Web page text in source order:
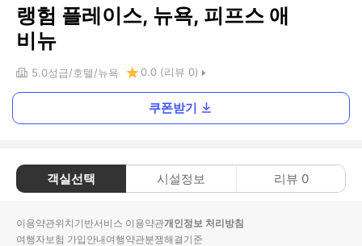
랭험 플레이스, 뉴욕, 피프스 애
비뉴
5.0성급 호텔 뉴욕 0.0 (리뷰 0)
쿠폰받기
객실선택 시설정보 리뷰 0
이용약관위치기반서비스 이용약관개인정보 처리방침
여행자보험 가입안내여행약관분쟁해결기준